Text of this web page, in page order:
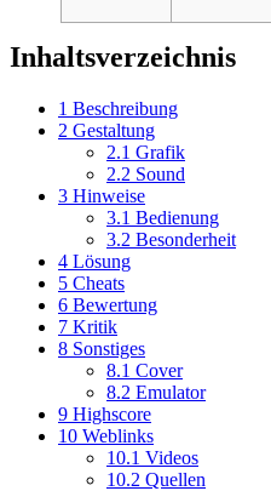
Inhaltsverzeichnis
1 Beschreibung
2 Gestaltung
2.1 Grafik
2.2 Sound
3 Hinweise
3.1 Bedienung
3.2 Besonderheit
4 Lösung
5 Cheats
6 Bewertung
7 Kritik
8 Sonstiges
8.1 Cover
8.2 Emulator
9 Highscore
10 Weblinks
10.1 Videos
10.2 Quellen